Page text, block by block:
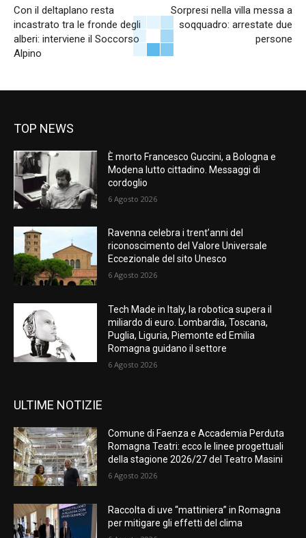
Con il deltaplano resta
incastrato tra le fronde degli
alberi: interviene il Soccorso
Alpino
Sorpresi nella villa messa a
soqquadro: arrestate due
persone
TOP NEWS
È morto Francesco Guccini, a Bologna e
Modena lutto cittadino. Messaggi di
cordoglio
6 Agosto 2026
Ravenna celebra i trent’anni del
riconoscimento del Valore Universale
Eccezionale del sito Unesco
6 Agosto 2026
Tech Made in Italy, la robotica supera il
miliardo di euro. Lombardia, Toscana,
Puglia, Liguria, Piemonte ed Emilia
Romagna guidano il settore
6 Agosto 2026
ULTIME NOTIZIE
Comune di Faenza e Accademia Perduta
Romagna Teatri: ecco le linee progettuali
della stagione 2026/27 del Teatro Masini
6 Agosto 2026
Raccolta di uve “mattiniera” in Romagna
per mitigare gli effetti del clima